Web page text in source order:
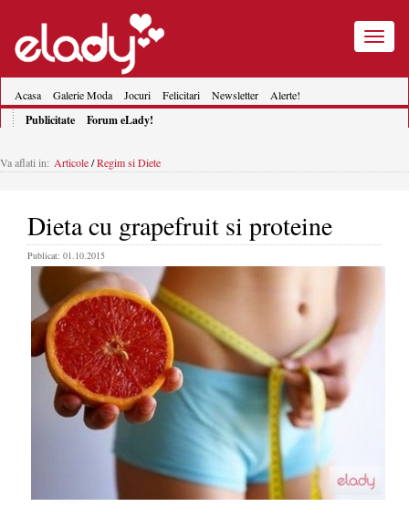
Toggle
Acasa Galerie Moda Jocuri Felicitari Newsletter Alerte!
Publicitate Forum eLady!
Va aflati in: Articole/Regim si Diete
Dieta cu grapefruit si proteine
Publicat: 01.10.2015